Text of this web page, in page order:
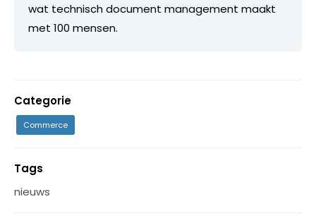
wat technisch document management maakt
met 100 mensen.
Categorie
Commerce
Tags
nieuws